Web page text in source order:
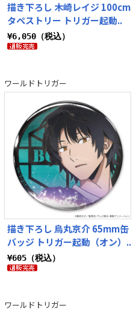
描き下ろし 木崎レイジ 100cm
タペストリー トリガー起動..
¥6,050（税込）
ワールドトリガー
描き下ろし 烏丸京介 65mm缶
バッジ トリガー起動（オン）..
¥605（税込）
ワールドトリガー